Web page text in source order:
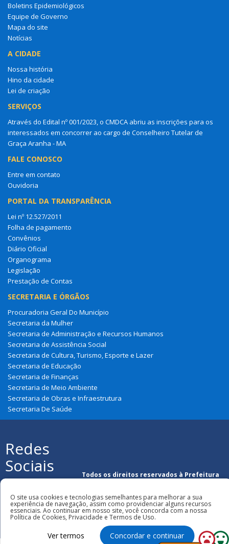
Boletins Epidemiológicos
Equipe de Governo
Mapa do site
Notícias
A CIDADE
Nossa história
Hino da cidade
Lei de criação
SERVIÇOS
Através do Edital nº 001/2023, o CMDCA abriu as inscrições para os
interessados em concorrer ao cargo de Conselheiro Tutelar de
Graça Aranha - MA
FALE CONOSCO
Entre em contato
Ouvidoria
PORTAL DA TRANSPARÊNCIA
Lei nº 12.527/2011
Folha de pagamento
Convênios
Diário Oficial
Organograma
Legislação
Prestação de Contas
SECRETARIA E ÓRGÃOS
Procuradoria Geral Do Município
Secretaria da Mulher
Secretaria de Administração e Recursos Humanos
Secretaria de Assistência Social
Secretaria de Cultura, Turismo, Esporte e Lazer
Secretaria de Educação
Secretaria de Finanças
Secretaria de Meio Ambiente
Secretaria de Obras e Infraestrutura
Secretaria De Saúde
Redes
Sociais
Todos os direitos reservados à Prefeitura
O site usa cookies e tecnologias semelhantes para melhorar a sua
experiência de navegação, assim como providenciar alguns recursos
essenciais. Ao continuar em nosso site, você concorda com a nossa
Política de Cookies, Privacidade e Termos de Uso.
Ver termos Concordar e continuar